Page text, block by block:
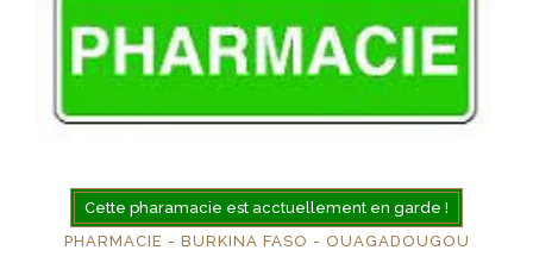
Cette pharamacie est acctuellement en garde !
PHARMACIE - BURKINA FASO - OUAGADOUGOU